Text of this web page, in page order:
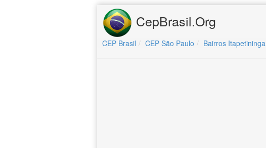
CepBrasil.Org
CEP Brasil CEP São Paulo Bairros Itapetininga